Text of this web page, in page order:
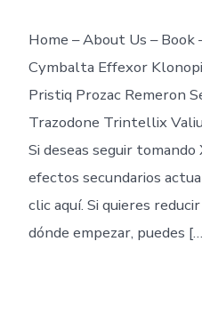
Home – About Us – Book
Cymbalta Effexor
Pristiq Prozac Remeron
Trazodone Trintellix
Si deseas seguir
efectos secundarios
clic aquí. Si quieres
dónde empezar, puedes